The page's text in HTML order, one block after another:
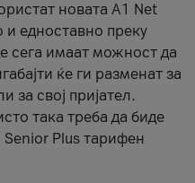
новата А1 Net
едноставно преку
сега имаат можност да
ќе ги разменат за
за свој пријател.
така треба да биде
Plus тарифен